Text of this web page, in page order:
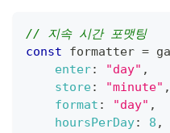
// 지속 시간 포맷팅
const formatter =
enter: "day" ,
store: "minute" ,
format : "day" ,
hoursPerDay: 8 ,